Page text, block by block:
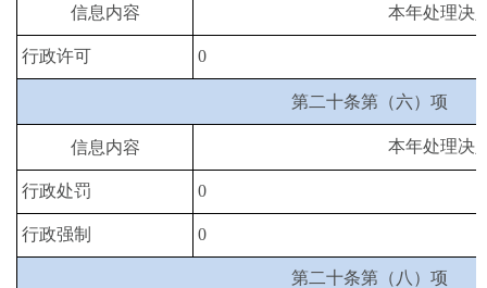
信息内容 本年处理决
行政许可 0
第二十条第（六）项
信息内容 本年处理决
行政处罚 0
行政强制 0
第二十条第（八）项